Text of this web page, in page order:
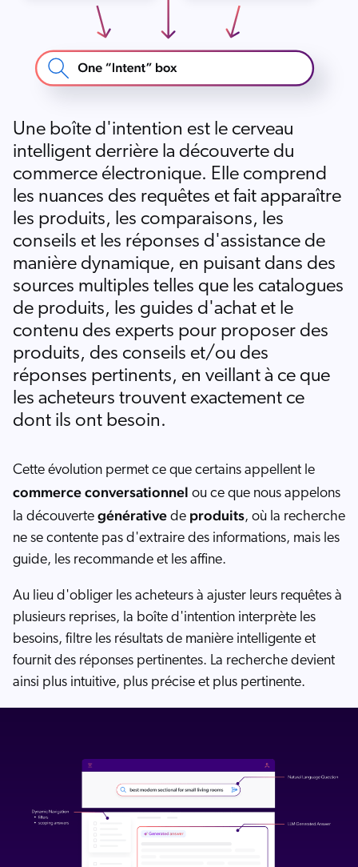
Une boîte d'intention est le cerveau
intelligent derrière la découverte du
commerce électronique. Elle comprend
les nuances des requêtes et fait apparaître
les produits, les comparaisons, les
conseils et les réponses d'assistance de
manière dynamique, en puisant dans des
sources multiples telles que les catalogues
de produits, les guides d'achat et le
contenu des experts pour proposer des
produits, des conseils et/ou des
réponses pertinents, en veillant à ce que
les acheteurs trouvent exactement ce
dont ils ont besoin.
Cette évolution permet ce que certains appellent le
commerce conversationnel ou ce que nous appelons
la découverte générative de produits, où la recherche
ne se contente pas d'extraire des informations, mais les
guide, les recommande et les affine.
Au lieu d'obliger les acheteurs à ajuster leurs requêtes à
plusieurs reprises, la boîte d'intention interprète les
besoins, filtre les résultats de manière intelligente et
fournit des réponses pertinentes. La recherche devient
ainsi plus intuitive, plus précise et plus pertinente.